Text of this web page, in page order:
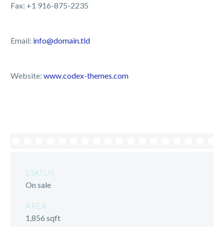
Fax: +1 916-875-2235
Email: info@domain.tld
Website: www.codex-themes.com
STATUS
On sale
AREA
1,856 sqft